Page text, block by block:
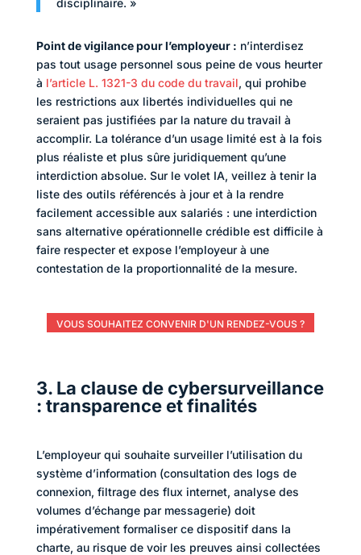
disciplinaire. »
Point de vigilance pour l’employeur : n’interdisez
pas tout usage personnel sous peine de vous heurter
à l’article L. 1321-3 du code du travail, qui prohibe
les restrictions aux libertés individuelles qui ne
seraient pas justifiées par la nature du travail à
accomplir. La tolérance d’un usage limité est à la fois
plus réaliste et plus sûre juridiquement qu’une
interdiction absolue. Sur le volet IA, veillez à tenir la
liste des outils référencés à jour et à la rendre
facilement accessible aux salariés : une interdiction
sans alternative opérationnelle crédible est difficile à
faire respecter et expose l’employeur à une
contestation de la proportionnalité de la mesure.
VOUS SOUHAITEZ CONVENIR D'UN RENDEZ-VOUS ?
3. La clause de cybersurveillance
: transparence et finalités
L’employeur qui souhaite surveiller l’utilisation du
système d’information (consultation des logs de
connexion, filtrage des flux internet, analyse des
volumes d’échange par messagerie) doit
impérativement formaliser ce dispositif dans la
charte, au risque de voir les preuves ainsi collectées